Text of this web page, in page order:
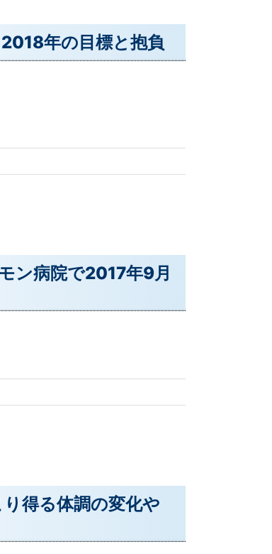
年の目標と抱負
ン病院で2017年9月
得る体調の変化や